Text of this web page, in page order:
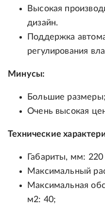
Высокая
дизайн.
Поддержка
регулирования
Минусы:
Большие размеры;
Очень высокая
Технические
Габариты, мм:
Максимальный
Максимальная
м2: 40;